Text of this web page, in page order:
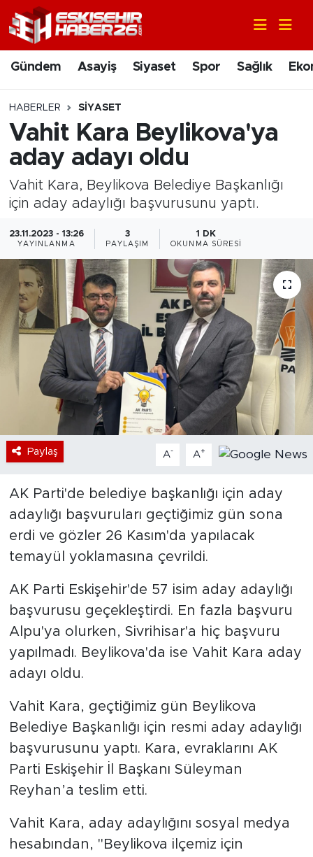
Gündem Asayiş Siyaset Spor Sağlık
HABERLER SIYASET
Vahit Kara Beylikova'ya
aday adayı oldu
Vahit Kara, Beylikova Belediye Başkanlığı
için aday adaylığı başvurusunu yaptı.
23.11.2023 - 13:26
YAYINLANMA
3
PAYLAŞIM
1 DK
OKUNMA SÜRESI
Paylaş A- A+
AK Parti'de belediye başkanlığı için aday
adaylığı başvuruları geçtiğimiz gün sona
erdi ve gözler 26 Kasım'da yapılacak
temayül yoklamasına çevrildi.
AK Parti Eskişehir'de 57 isim aday adaylığı
başvurusu geçekleştirdi. En fazla başvuru
Alpu'ya olurken, Sivrihisar'a hiç başvuru
yapılmadı. Beylikova'da ise Vahit Kara aday
adayı oldu.
Vahit Kara, geçtiğimiz gün Beylikova
Belediye Başkanlığı için resmi aday adaylığı
başvurusunu yaptı. Kara, evraklarını AK
Parti Eskişehir İl Başkanı Süleyman
Reyhan’a teslim etti.
Vahit Kara, aday adaylığını sosyal medya
hesabından, "Beylikova ilçemiz için
Gündem
Asayiş
Siyaset
Spor
Sağlık
Ekonomi
Eğitim
Sanat
Bölge
Teknoloji
Magazin
Dünya
Nöbetçi Eczaneler
Hava Durumu
Trafik Durumu
Süper Lig Puan Durumu ve Fikstür
Tüm Manşetler
Son Dakika Haberleri
Haber Arşivi